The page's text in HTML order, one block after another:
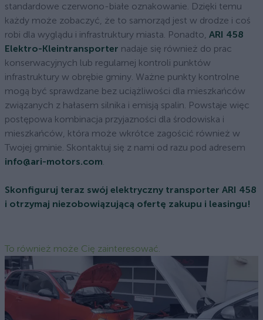
standardowe czerwono-białe oznakowanie. Dzięki temu
każdy może zobaczyć, że to samorząd jest w drodze i coś
robi dla wyglądu i infrastruktury miasta. Ponadto, ARI 458
Elektro-Kleintransporter nadaje się również do prac
konserwacyjnych lub regularnej kontroli punktów
infrastruktury w obrębie gminy. Ważne punkty kontrolne
mogą być sprawdzane bez uciążliwości dla mieszkańców
związanych z hałasem silnika i emisją spalin. Powstaje więc
postępowa kombinacja przyjazności dla środowiska i
mieszkańców, która może wkrótce zagościć również w
Twojej gminie. Skontaktuj się z nami od razu pod adresem
info@ari-motors.com.
Skonfiguruj teraz swój elektryczny transporter ARI 458
i otrzymaj niezobowiązującą ofertę zakupu i leasingu!
To również może Cię zainteresować.